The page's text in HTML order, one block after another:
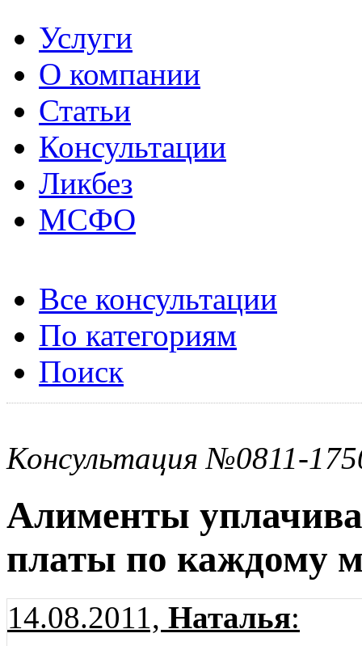
Услуги
О компании
Статьи
Консультации
Ликбез
МСФО
Все консультации
По категориям
Поиск
Консультация №0811-
Алименты
платы по каждому
14.08.2011, Наталья: